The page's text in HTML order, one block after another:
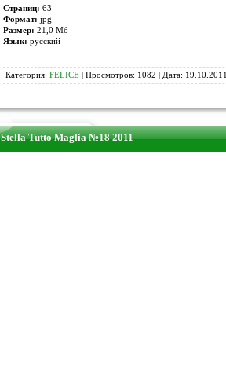
Страниц: 63
Формат: jpg
Размер: 21,0 Мб
Язык: русский
Категория: FELICE | Просмотров: 1082 | Дата: 19.10.2011
Stella Tutto Maglia №18 2011